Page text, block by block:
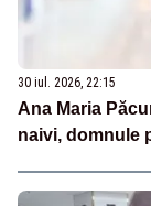
30 iul. 2026, 22:15
Ana Maria
naivi, domnule